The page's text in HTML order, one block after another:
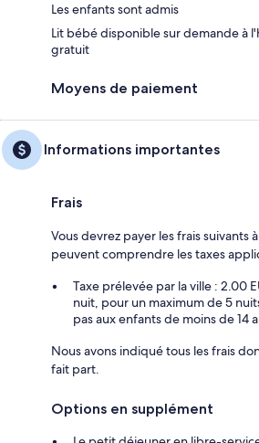
Les enfants sont admis
Lit bébé disponible sur demande à
gratuit
Moyens de paiement
Informations importantes
Frais
Vous devrez payer les frais suivants
peuvent comprendre les taxes
Taxe prélevée par la ville : 2.00
nuit, pour un maximum de 5
pas aux enfants de moins de 14
Nous avons indiqué tous les frais
fait part.
Options en supplément